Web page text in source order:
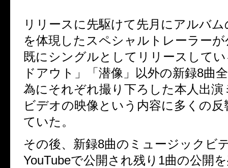
リリースに先駆けて先月にアルバ
を体現したスペシャルトレーラー
既にシングルとしてリリースして
ドアウト」「潜像」以外の新録8曲
為にそれぞれ撮り下ろした本人出
ビデオの映像という内容に多くの
ていた。
その後、新録8曲のミュージックビ
YouTubeで公開され残り 1曲の公開